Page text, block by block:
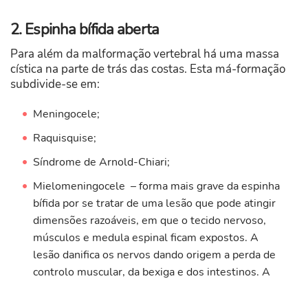
2. Espinha bífida aberta
Para além da malformação vertebral há uma massa
cística na parte de trás das costas. Esta má-formação
subdivide-se em:
Meningocele;
Raquisquise;
Síndrome de Arnold-Chiari;
Mielomeningocele – forma mais grave da espinha
bífida por se tratar de uma lesão que pode atingir
dimensões razoáveis, em que o tecido nervoso,
músculos e medula espinal ficam expostos. A
lesão danifica os nervos dando origem a perda de
controlo muscular, da bexiga e dos intestinos. A